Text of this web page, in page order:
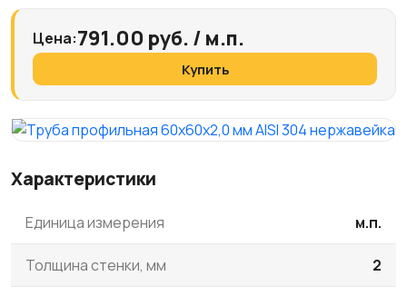
Цена:791.00 руб. / м.п.
Купить
Характеристики
Единица измерения м.п.
Толщина стенки, мм 2